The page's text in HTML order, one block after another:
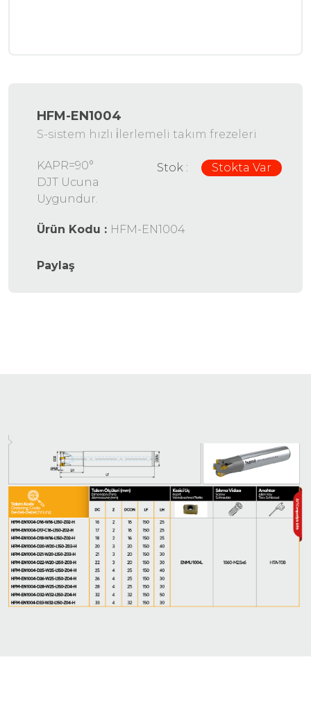
HFM-EN1004
S-sistem hızlı i̇lerlemeli takım frezeleri
Stok : Stokta Var
KAPR=90°
DJT Ucuna
Uygundur.
Ürün Kodu : HFM-EN1004
Paylaş